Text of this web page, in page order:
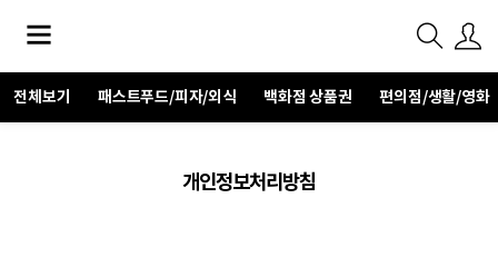
전체보기 패스트푸드/피자/외식 백화점 상품권 편의점/생활/영화
개인정보처리방침